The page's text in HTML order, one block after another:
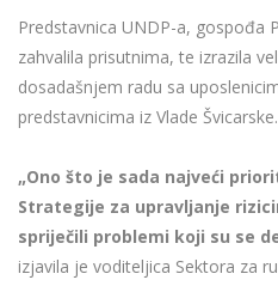
Predstavnica UNDP-a, gospođa
zahvalila prisutnima, te izrazila
dosadašnjem radu sa
predstavnicima iz Vlade Švicarske.
„Ono što je sada najveći
Strategije za upravljanje
spriječili problemi koji su se
izjavila je voditeljica Sektora za